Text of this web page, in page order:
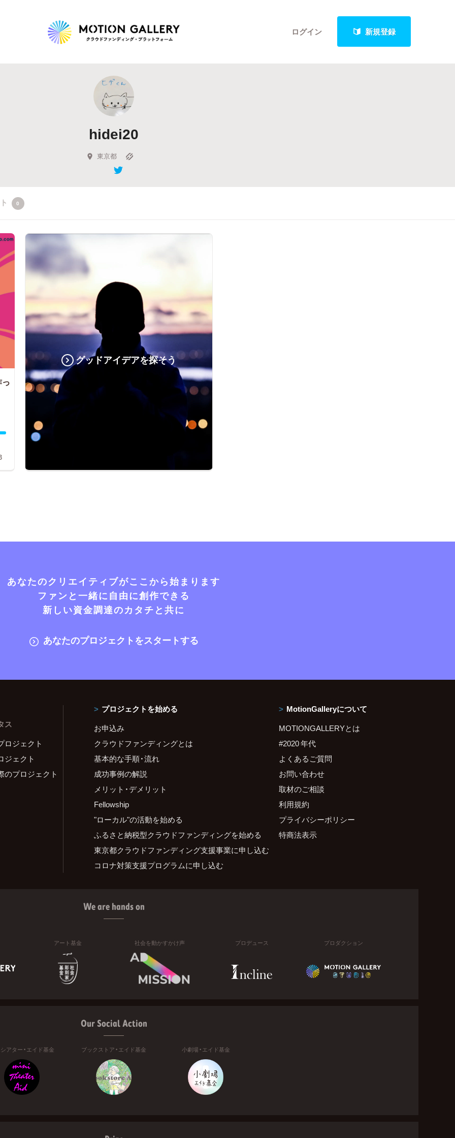
ログイン 新規登録
Highlight
新着プロジェクト
Feature
キュレーターから探す
hidei20
東京都
0
グッドアイデアを探そう
あなたのクリエイティブがここから始まります
ファンと一緒に自由に創作できる
新しい資金調達のカタチと共に
あなたのプロジェクトをスタートする
ス
ロジェクト
ジェクト
のプロジェクト
プロジェクトを始める
お申込み
クラウドファンディングとは
基本的な手順・流れ
成功事例の解説
メリット・デメリット
Fellowship
"ローカル"の活動を始める
ふるさと納税型クラウドファンディングを始める
東京都クラウドファンディング支援事業に申し込む
コロナ対策支援プログラムに申し込む
MotionGalleryについて
MOTIONGALLERYとは
#2020 年代
よくあるご質問
お問い合わせ
取材のご相談
利用規約
プライバシーポリシー
特商法表示
We are hands on
アート基金 社会を動かすかけ声 プロデュース プロダクション
Our Social Action
アター・エイド基金 ブックストア・エイド基金 小劇場・エイド基金